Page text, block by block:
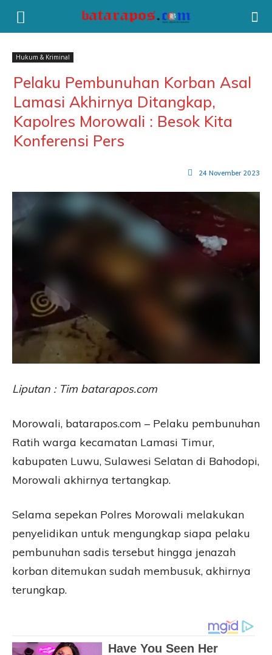
Hukum & Kriminal
Pelaku Pembunuhan Korban Asal
Lamasi Akhirnya Ditangkap,
Kapolres Morowali : Besok Kita
Konferensi Pers
24 November 2023
Liputan : Tim batarapos.com
Morowali, batarapos.com – Pelaku pembunuhan
Ratih warga kecamatan Lamasi Timur,
kabupaten Luwu, Sulawesi Selatan di Bahodopi,
Morowali akhirnya tertangkap.
Selama sepekan Polres Morowali melakukan
penyelidikan untuk mengungkap siapa pelaku
pembunuhan sadis tersebut hingga jenazah
korban ditemukan sudah membusuk, akhirnya
terungkap.